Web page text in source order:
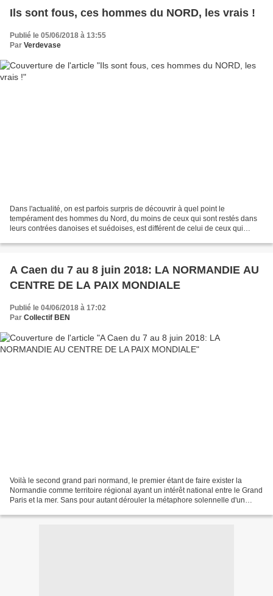
Ils sont fous, ces hommes du NORD, les vrais !
Publié le 05/06/2018 à 13:55
Par Verdevase
Dans l'actualité, on est parfois surpris de découvrir à quel point le
tempérament des hommes du Nord, du moins de ceux qui sont restés dans
leurs contrées danoises et suédoises, est différent de celui de ceux qui
A Caen du 7 au 8 juin 2018: LA NORMANDIE AU
CENTRE DE LA PAIX MONDIALE
Publié le 04/06/2018 à 17:02
Par Collectif BEN
Voilà le second grand pari normand, le premier étant de faire exister la
Normandie comme territoire régional ayant un intérêt national entre le Grand
Paris et la mer. Sans pour autant dérouler la métaphore solennelle d'un